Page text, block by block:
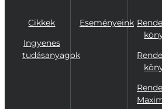
Cikkek
Ingyenes
tudásanyagok
Eseményeink